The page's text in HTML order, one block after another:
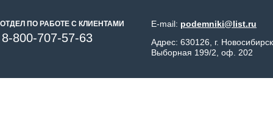
ОТДЕЛ ПО РАБОТЕ С КЛИЕНТАМИ
8-800-707-57-63
E-mail: podemniki@list.ru
Адрес: 630126, г.
Выборная 199/2, оф. 202